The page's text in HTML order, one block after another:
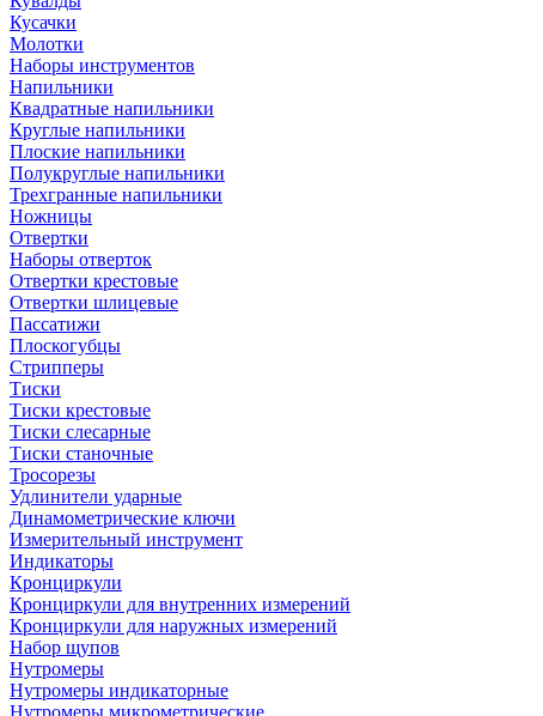
Кусачки
Молотки
Наборы инструментов
Напильники
Квадратные напильники
Круглые напильники
Плоские напильники
Полукруглые напильники
Трехгранные напильники
Ножницы
Отвертки
Наборы отверток
Отвертки крестовые
Отвертки шлицевые
Пассатижи
Плоскогубцы
Стрипперы
Тиски
Тиски крестовые
Тиски слесарные
Тиски станочные
Тросорезы
Удлинители ударные
Динамометрические ключи
Измерительный инструмент
Индикаторы
Кронциркули
Кронциркули для внутренних измерений
Кронциркули для наружных измерений
Набор щупов
Нутромеры
Нутромеры индикаторные
Нутромеры микрометрические